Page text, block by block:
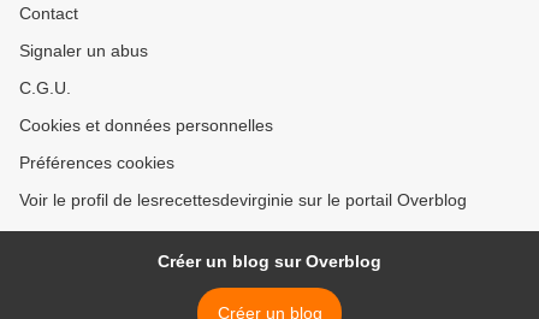
Contact
Signaler un abus
C.G.U.
Cookies et données personnelles
Préférences cookies
Voir le profil de lesrecettesdevirginie sur le portail Overblog
Créer un blog sur Overblog
Créer un blog